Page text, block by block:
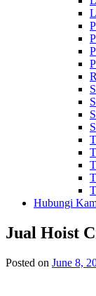
Hubungi
Jual Hoist
Posted on June 8,